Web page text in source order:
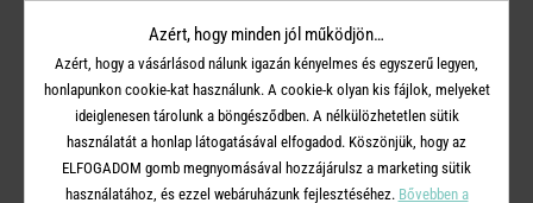
Mindig hőálló gyertyatartót használj!
A gyertyák legalább 7 cm-re legyenek egymástól.
Ne gyújtsd meg huzatban.
Ne tedd közvetlenül hőforrás közelébe.
Azért, hogy minden jól működjön…
Azért, hogy a vásárlásod nálunk igazán kényelmes és egyszerű legyen,
honlapunkon cookie-kat használunk. A cookie-k olyan kis fájlok, melyeket
ideiglenesen tárolunk a böngésződben. A nélkülözhetetlen sütik
használatát a honlap látogatásával elfogadod. Köszönjük, hogy az
ELFOGADOM gomb megnyomásával hozzájárulsz a marketing sütik
használatához, és ezzel webáruházunk fejlesztéséhez. Bővebben a